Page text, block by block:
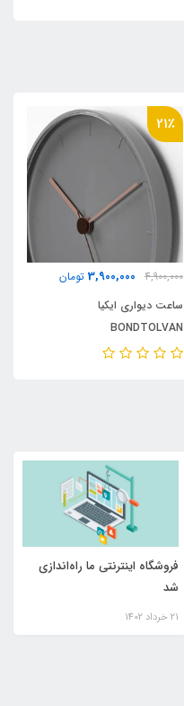
21٪
4,900,000
3,900,000 تومان
ساعت دیواری ایکیا
BONDTOLVAN
فروشگاه اینترنتی ما راه‌اندازی
شد
21 خرداد 1402